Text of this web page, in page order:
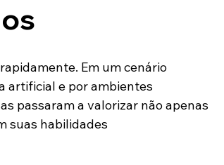
Em um cenário
artificial e por ambientes
passaram a valorizar não apenas
suas habilidades